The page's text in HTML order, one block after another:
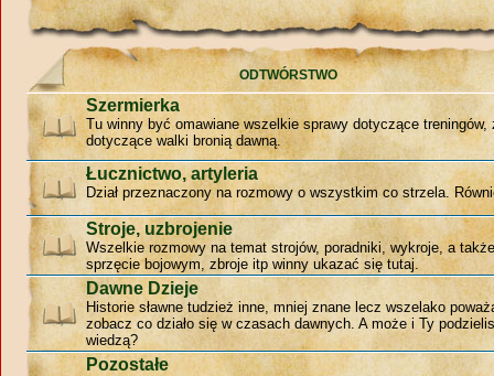
ODTWÓRSTWO
Szermierka
Tu winny być omawiane wszelkie sprawy dotyczące treningów,
dotyczące walki bronią dawną.
Łucznictwo, artyleria
Dział przeznaczony na rozmowy o wszystkim co strzela.
Stroje, uzbrojenie
Wszelkie rozmowy na temat strojów, poradniki, wykroje, a
sprzęcie bojowym, zbroje itp winny ukazać się tutaj.
Dawne Dzieje
Historie sławne tudzież inne, mniej znane lecz wszelako
zobacz co działo się w czasach dawnych. A może i Ty
wiedzą?
Pozostałe